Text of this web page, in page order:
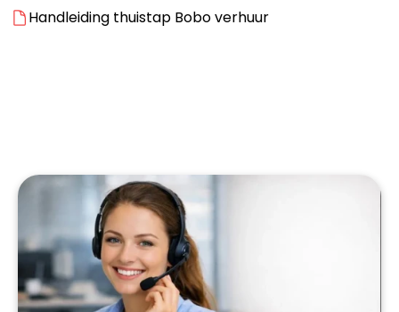
Handleiding thuistap Bobo verhuur